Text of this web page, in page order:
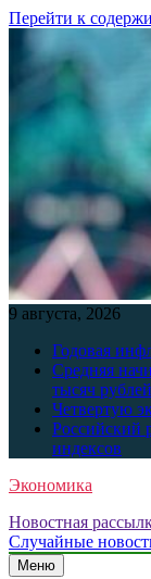
Перейти к
9 августа, 2026
Годовая
Средняя
тысяч рублей
Четвертую
Российский
индексов
Экономика
Новостная
Случайные
Меню